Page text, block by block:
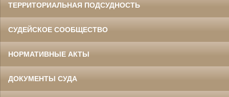
ТЕРРИТОРИАЛЬНАЯ ПОДСУДНОСТЬ
СУДЕЙСКОЕ СООБЩЕСТВО
НОРМАТИВНЫЕ АКТЫ
ДОКУМЕНТЫ СУДА